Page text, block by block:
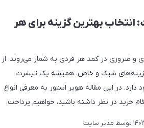
انتخاب بهترین گزینه برای هر
و ضروری در کمد هر فردی به شمار می‌روند. از
گزینه‌های شیک و خاص، همیشه یک تیشرت
در این مقاله هویر استور به معرفی انواع
خرید در نظر داشته باشید، خواهیم پرداخت.
توسط مدیر سایت